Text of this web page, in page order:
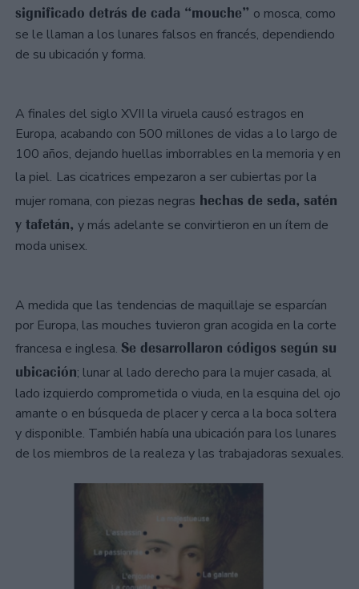
significado detrás de cada “mouche” o mosca, como
se le llaman a los lunares falsos en francés, dependiendo
de su ubicación y forma.
A finales del siglo XVII la viruela causó estragos en
Europa, acabando con 500 millones de vidas a lo largo de
100 años, dejando huellas imborrables en la memoria y en
la piel. Las cicatrices empezaron a ser cubiertas por la
mujer romana, con piezas negras hechas de seda, satén
y tafetán, y más adelante se convirtieron en un ítem de
moda unisex.
A medida que las tendencias de maquillaje se esparcían
por Europa, las mouches tuvieron gran acogida en la corte
francesa e inglesa. Se desarrollaron códigos según su
ubicación; lunar al lado derecho para la mujer casada, al
lado izquierdo comprometida o viuda, en la esquina del ojo
amante o en búsqueda de placer y cerca a la boca soltera
y disponible. También había una ubicación para los lunares
de los miembros de la realeza y las trabajadoras sexuales.